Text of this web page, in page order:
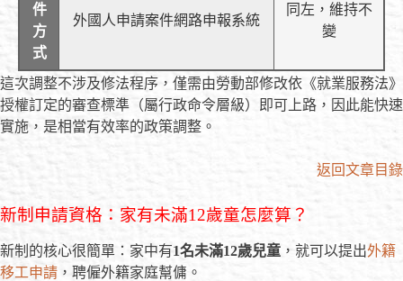
件
方
式
外國人申請案件網路申報系統
同左，維持不
變
這次調整不涉及修法程序，僅需由勞動部修改依《就業服務法》
授權訂定的審查標準（屬行政命令層級）即可上路，因此能快速
實施，是相當有效率的政策調整。
返回文章目錄
新制申請資格：家有未滿12歲童怎麼算？
新制的核心很簡單：家中有1名未滿12歲兒童 ，就可以提出外籍
移工申請 ，聘僱外籍家庭幫傭。